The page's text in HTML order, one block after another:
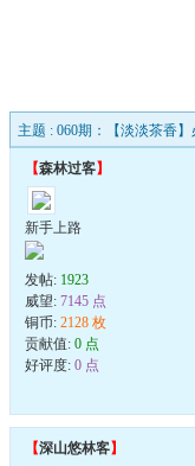
主题 : 060期：【淡淡茶香
【森林过客】
新手上路
发帖: 1923
威望: 7145 点
铜币: 2128 枚
贡献值: 0 点
好评度: 0 点
【深山悠林客】